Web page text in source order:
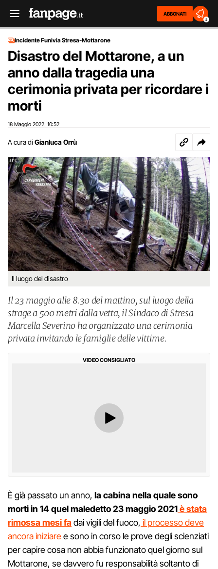
ABBONATI
2
Incidente Funivia Stresa-Mottarone
Disastro del Mottarone, a un
anno dalla tragedia una
cerimonia privata per ricordare i
morti
18 Maggio 2022 10:52
A cura di Gianluca Orrù
Il luogo del disastro
Il 23 maggio alle 8.30 del mattino, sul luogo della
strage a 500 metri dalla vetta, il Sindaco di Stresa
Marcella Severino ha organizzato una cerimonia
privata invitando le famiglie delle vittime.
VIDEO CONSIGLIATO
È già passato un anno, la cabina nella quale sono
morti in 14 quel maledetto 23 maggio 2021è stata
rimossa mesi fadai vigili del fuoco, il processo deve
ancora iniziaree sono in corso le prove degli scienziati
per capire cosa non abbia funzionato quel giorno sul
Mottarone, se davvero fu responsabilità soltanto di